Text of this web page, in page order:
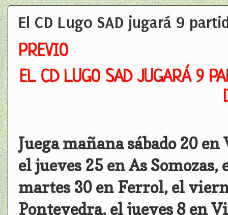
El CD Lugo SAD jugará 9
PREVIO
EL CD LUGO SAD JUGARÁ 9
Juega mañana sábado 20
el jueves 25 en As Somozas,
martes 30 en Ferrol, el
Pontevedra, el jueves 8 en